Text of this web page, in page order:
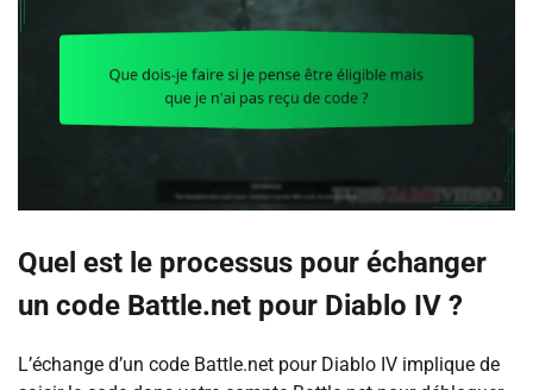
Quel est le processus pour échanger
un code Battle.net pour Diablo IV ?
L’échange d’un code Battle.net pour Diablo IV implique de